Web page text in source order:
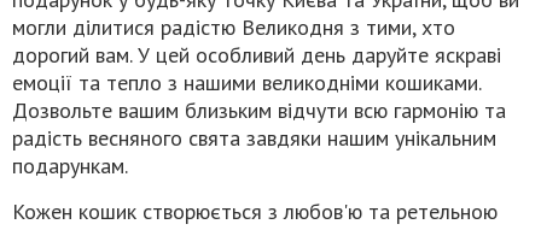
могли ділитися радістю Великодня з тими, хто
дорогий вам. У цей особливий день даруйте яскраві
емоції та тепло з нашими великодніми кошиками.
Дозвольте вашим близьким відчути всю гармонію та
радість весняного свята завдяки нашим унікальним
подарункам.
Кожен кошик створюється з любов'ю та ретельною